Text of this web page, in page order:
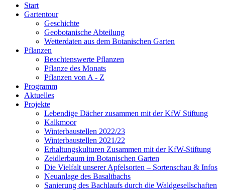
Start
Gartentour
Geschichte
Geobotanische Abteilung
Wetterdaten aus dem Botanischen Garten
Pflanzen
Beachtenswerte Pflanzen
Pflanze des Monats
Pflanzen von A - Z
Programm
Aktuelles
Projekte
Lebendige Dächer zusammen mit der KfW Stiftung
Kalkmoor
Winterbaustellen 2022/23
Winterbaustellen 2021/22
Erhaltungskulturen Zusammen mit der KfW-Stiftung
Zeidlerbaum im Botanischen Garten
Die Vielfalt unserer Apfelsorten – Sortenschau & Infos
Neuanlage des Basaltbachs
Sanierung des Bachlaufs durch die Waldgesellschaften